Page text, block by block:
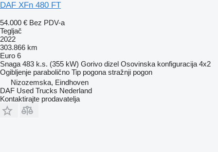
DAF XFn 480 FT
54.000 € Bez PDV-a
Tegljač
2022
303.866 km
Euro 6
Snaga 483 k.s. (355 kW) Gorivo dizel Osovinska konfiguracija 4x2
Ogibljenje parabolično Tip pogona stražnji pogon
Nizozemska, Eindhoven
DAF Used Trucks Nederland
Kontaktirajte prodavatelja